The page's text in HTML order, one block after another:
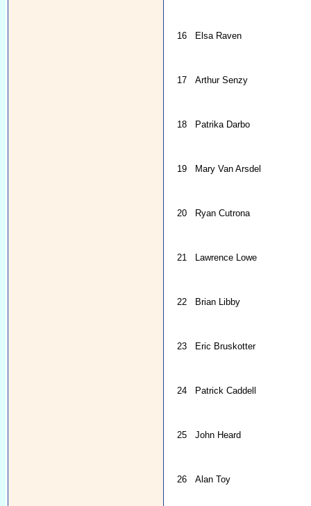
16 Elsa Raven
17 Arthur Senzy
18 Patrika Darbo
19 Mary Van Arsdel
20 Ryan Cutrona
21 Lawrence Lowe
22 Brian Libby
23 Eric Bruskotter
24 Patrick Caddell
25 John Heard
26 Alan Toy